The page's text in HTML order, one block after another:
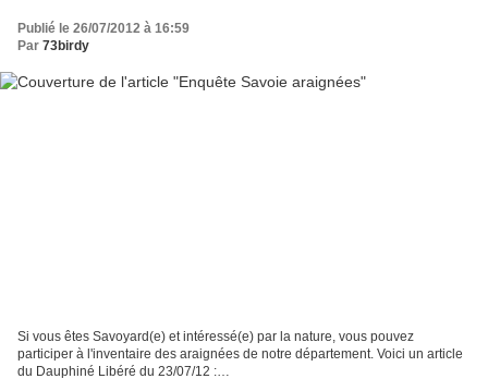
Publié le 26/07/2012 à 16:59
Par 73birdy
Si vous êtes Savoyard(e) et intéressé(e) par la nature, vous pouvez
participer à l'inventaire des araignées de notre département. Voici un article
du Dauphiné Libéré du 23/07/12 :